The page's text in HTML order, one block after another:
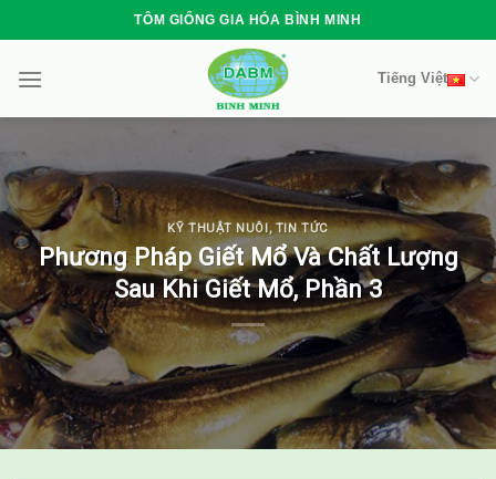
to
content
TÔM GIỐNG GIA HÓA BÌNH MINH
Tiếng Việt
KỸ THUẬT NUÔI , TIN TỨC
Phương Pháp Giết Mổ Và Chất Lượng
Sau Khi Giết Mổ, Phần 3